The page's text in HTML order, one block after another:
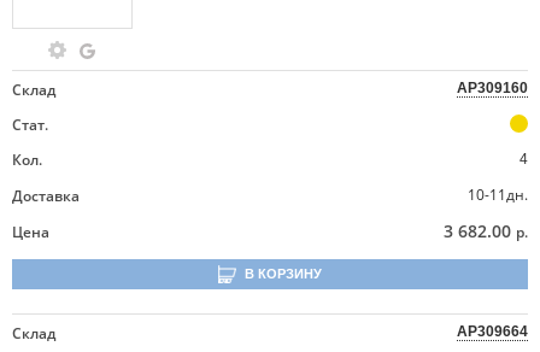
Склад AP309160
Стат.
Кол.
4
Доставка
10-11дн.
Цена
3 682.00 р.
В КОРЗИНУ
Склад AP309664